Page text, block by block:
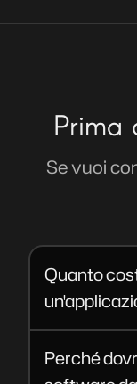
Prima
Se vuoi
Quanto
Perché